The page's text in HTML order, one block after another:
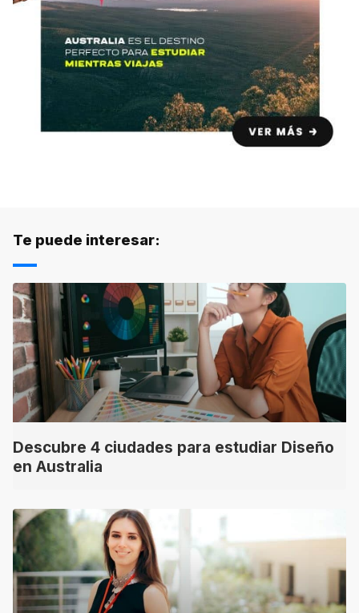
Te puede interesar:
Descubre 4 ciudades para estudiar Diseño
en Australia